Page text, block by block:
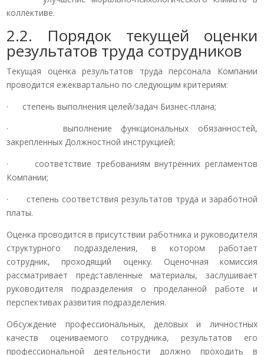
коллективе.
2.2. Порядок текущей оценки
результатов труда сотрудников
Текущая оценка результатов труда персонала Компании
проводится ежеквартально по следующим критериям:
· степень выполнения целей/задач Бизнес-плана;
· выполнение функциональных обязанностей,
закрепленных Должностной инструкцией;
· соответствие требованиям внутренних регламентов
Компании;
· степень соответствия результатов труда и заработной
платы.
Оценка проводится в присутствии работника и руководителя
структурного подразделения, в котором работает
сотрудник, проходящий оценку. Оценочная комиссия
рассматривает представленные материалы, заслушивает
руководителя подразделения о проделанной работе и
перспективах развития подразделения.
Обсуждение профессиональных, деловых и личностных
качеств оцениваемого сотрудника, результатов его
профессиональной деятельности должно проходить в